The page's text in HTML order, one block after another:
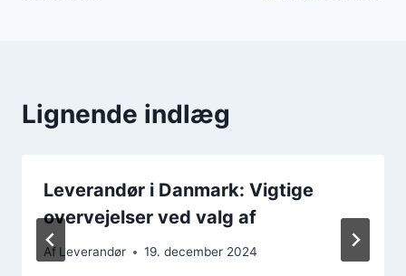
Lignende indlæg
Leverandør i Danmark: Vigtige
overvejelser ved valg af
Af Leverandør 19. december 2024